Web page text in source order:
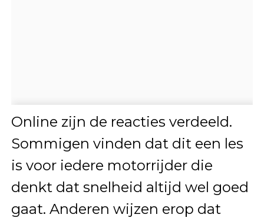
Online zijn de reacties verdeeld.
Sommigen vinden dat dit een les
is voor iedere motorrijder die
denkt dat snelheid altijd wel goed
gaat. Anderen wijzen erop dat